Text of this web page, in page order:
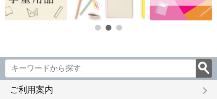
ご利用案内 keyboard_arrow_right